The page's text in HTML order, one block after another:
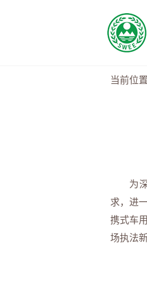
当前位
为深
求，进
携式车
场执法